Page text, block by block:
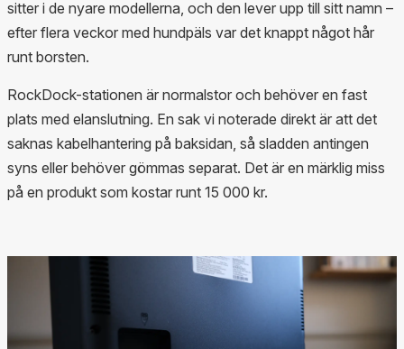
sitter i de nyare modellerna, och den lever upp till sitt namn –
efter flera veckor med hundpäls var det knappt något hår
runt borsten.
RockDock-stationen är normalstor och behöver en fast
plats med elanslutning. En sak vi noterade direkt är att det
saknas kabelhantering på baksidan, så sladden antingen
syns eller behöver gömmas separat. Det är en märklig miss
på en produkt som kostar runt 15 000 kr.